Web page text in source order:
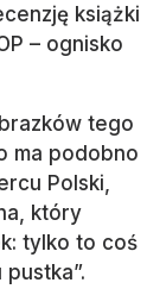
książki
– ognisko
tego
ma podobno
Polski,
który
tylko to coś